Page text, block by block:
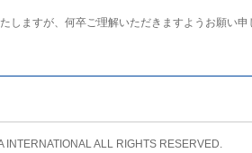
しますが、何卒ご理解いただきますようお願い申